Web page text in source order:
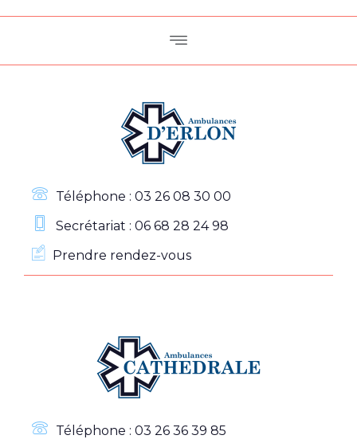
Téléphone : 03 26 08 30 00
Secrétariat : 06 68 28 24 98
Prendre rendez-vous
Téléphone : 03 26 36 39 85